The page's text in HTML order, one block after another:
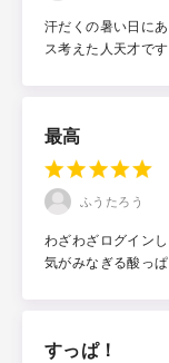
汗だくの暑い日に
ス考えた人天才です
最高
ふうたろう
わざわざログイン
気がみなぎる酸っ
すっぱ！